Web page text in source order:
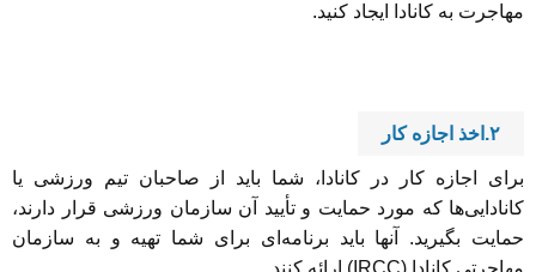
مهاجرت به کانادا ایجاد کنید.
۲.اخذ اجازه کار
برای اجازه کار در کانادا، شما باید از صاحبان تیم ورزشی یا
کانادایی‌ها که مورد حمایت و تأیید آن سازمان ورزشی قرار دارند،
حمایت بگیرید. آنها باید برنامه‌ای برای شما تهیه و به سازمان
مهاجرتی کانادا (IRCC) ارائه کنند.